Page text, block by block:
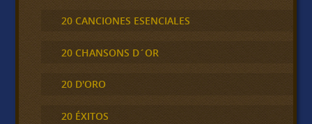
20 CANCIONES ESENCIALES
20 CHANSONS D´OR
20 D'ORO
20 ÉXITOS